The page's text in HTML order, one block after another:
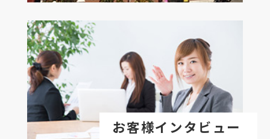
お客様インタビュー